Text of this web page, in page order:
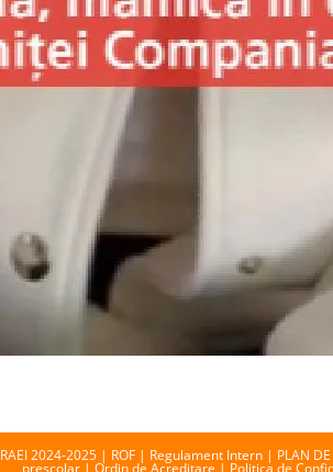
RAEI 2024-2025| ROF| Regulament Intern| PLAN
prescolar| Ordin de Acreditare | Politica de